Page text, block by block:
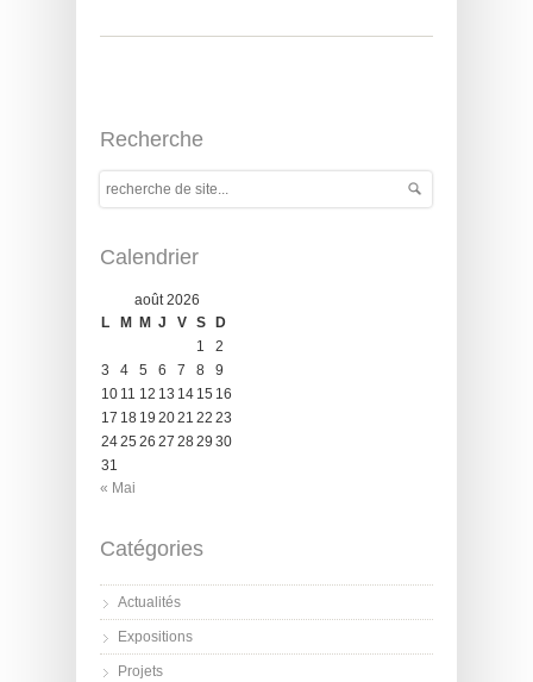
Recherche
Calendrier
août 2026
L
M M J V S
D
1
2
3
4 5 6 7 8
9
10 11 12 13 14 15 16
17 18 19 2021 22 23
2425 26 27 2829 30
31
« Mai
Catégories
Actualités
Expositions
Projets